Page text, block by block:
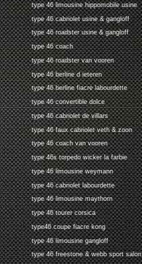
type 46 limousine hippomobile usine
type 46 cabriolet usine & gangloff
type 46 roadster usine & gangloff
type 46 coach
type 46 roadster van vooren
type 46 berline d ieteren
type 46 berline fiacre labourdette
type 46 convertible dolce
type 46 cabriolet de villars
type 46 faux cabriolet veth & zoon
type 46 coach van vooren
type 46s torpedo wicker la farbie
type 46 limousine weymann
type 46 cabriolet labourdette
type 46 limousine maythorn
type 46 tourer corsica
type46 coupe fiacre kong
type 46 limousine gangloff
type 46 freestone & webb sport salon